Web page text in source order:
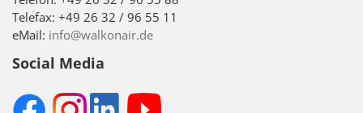
Telefax: +49 26 32 / 96 55 11
eMail: info@walkonair.de
Social Media